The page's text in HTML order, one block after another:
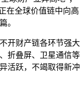
在全球价值链中向高
。
财产链各环节强大
折叠屏、卫星通信等
活跃，不竭取得新冲